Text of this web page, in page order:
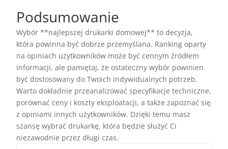
Podsumowanie
Wybór **najlepszej drukarki domowej** to decyzja,
która powinna być dobrze przemyślana. Ranking oparty
na opiniach użytkowników może być cennym źródłem
informacji, ale pamiętaj, że ostateczny wybór powinien
być dostosowany do Twoich indywidualnych potrzeb.
Warto dokładnie przeanalizować specyfikacje techniczne,
porównać ceny i koszty eksploatacji, a także zapoznać się
z opiniami innych użytkowników. Dzięki temu masz
szansę wybrać drukarkę, która będzie służyć Ci
niezawodnie przez długi czas.